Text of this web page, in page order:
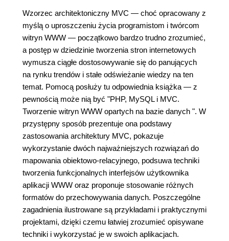
Wzorzec architektoniczny MVC — choć opracowany z
myślą o uproszczeniu życia programistom i twórcom
witryn WWW — początkowo bardzo trudno zrozumieć,
a postęp w dziedzinie tworzenia stron internetowych
wymusza ciągłe dostosowywanie się do panujących
na rynku trendów i stałe odświeżanie wiedzy na ten
temat. Pomocą posłuży tu odpowiednia książka — z
pewnością może nią być "PHP, MySQL i MVC.
Tworzenie witryn WWW opartych na bazie danych ". W
przystępny sposób prezentuje ona podstawy
zastosowania architektury MVC, pokazuje
wykorzystanie dwóch najważniejszych rozwiązań do
mapowania obiektowo-relacyjnego, podsuwa techniki
tworzenia funkcjonalnych interfejsów użytkownika
aplikacji WWW oraz proponuje stosowanie różnych
formatów do przechowywania danych. Poszczególne
zagadnienia ilustrowane są przykładami i praktycznymi
projektami, dzięki czemu łatwiej zrozumieć opisywane
techniki i wykorzystać je w swoich aplikacjach.